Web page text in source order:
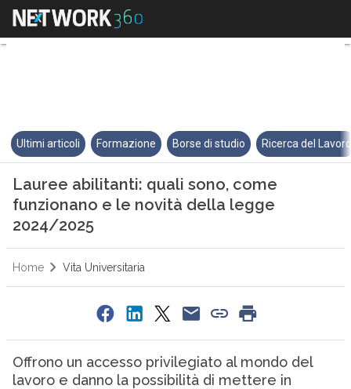
Lauree abilitanti: quali sono,
Ultimi articoli Formazione Borse di studio Ricerca del
Lauree abilitanti: quali sono, come
funzionano e le novità della legge
2024/2025
Home Vita Universitaria
Offrono un accesso privilegiato al mondo del
lavoro e danno la possibilità di mettere in